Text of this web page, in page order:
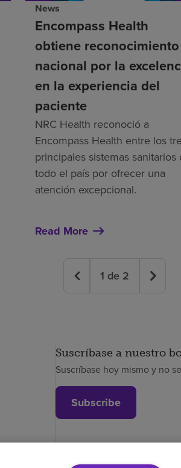
News
Encompass Health
obtiene reconocimiento
nacional por la
en la experiencia del
paciente
NRC Health reconoció a
Encompass Health entre los
principales sistemas sanitarios
todo el país por ofrecer una
atención excepcional.
Read More
1 de 2
Suscríbase a nuestro
Suscríbase hoy mismo y no
Subscribe